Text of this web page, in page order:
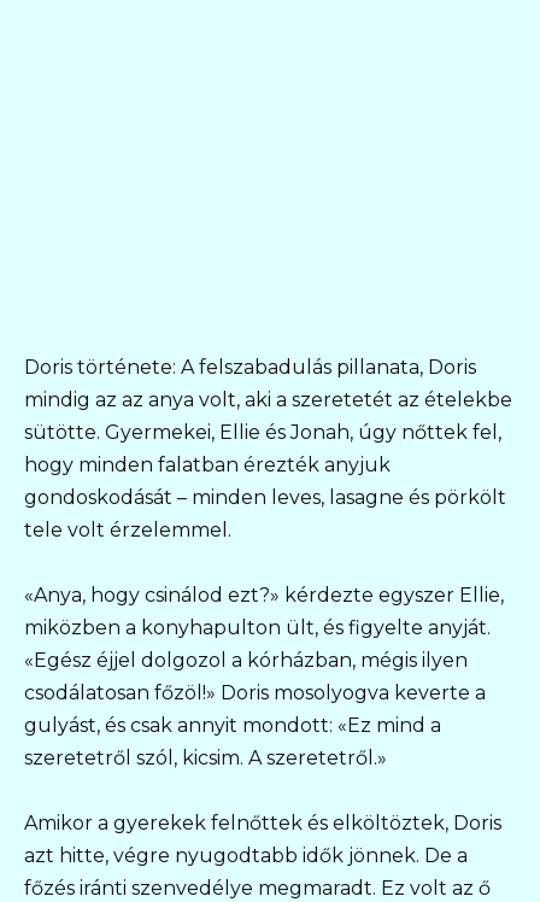
Doris története: A felszabadulás pillanata, Doris
mindig az az anya volt, aki a szeretetét az ételekbe
sütötte. Gyermekei, Ellie és Jonah, úgy nőttek fel,
hogy minden falatban érezték anyjuk
gondoskodását – minden leves, lasagne és pörkölt
tele volt érzelemmel.
«Anya, hogy csinálod ezt?» kérdezte egyszer Ellie,
miközben a konyhapulton ült, és figyelte anyját.
«Egész éjjel dolgozol a kórházban, mégis ilyen
csodálatosan főzöl!» Doris mosolyogva keverte a
gulyást, és csak annyit mondott: «Ez mind a
szeretetről szól, kicsim. A szeretetről.»
Amikor a gyerekek felnőttek és elköltöztek, Doris
azt hitte, végre nyugodtabb idők jönnek. De a
főzés iránti szenvedélye megmaradt. Ez volt az ő